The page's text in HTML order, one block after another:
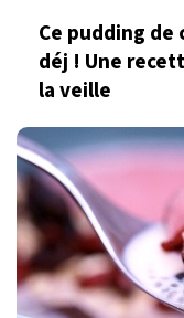
Ce pudding
déj ! Une
la veille